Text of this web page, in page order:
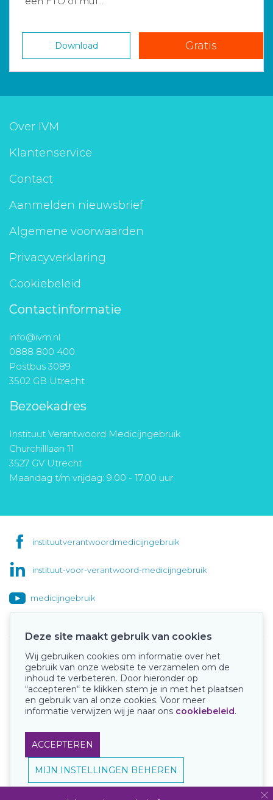
Download Gratis
Over IVM
Klantenservice
Contact
Aanmelden nieuwsbrief
Algemene voorwaarden
Privacyverklaring
Cookiebeleid
Contactinformatie
info@ivm.nl
0888 800 400
Postbus 3089
3502 GB Utrecht
Bezoekadres
Instituut Verantwoord Medicijngebruik
Churchilllaan 11
3527 GV Utrecht
Maandag t/m vrijdag: 9.00 - 17.00 uur
instituutverantwoordmedicijngebruik
instituut-voor-verantwoord-medicijngebruik
medicijngebruik
Onze keurmerken
Deze site maakt gebruik van cookies
Wij gebruiken cookies om informatie over het
gebruik van onze website te verzamelen om de
inhoud te verbeteren. Door hieronder op
“accepteren“ te klikken stem je in met het plaatsen
en gebruik van al onze cookies. Voor meer
informatie verwijzen wij je naar ons cookiebeleid.
ACCEPTEREN
MIJN INSTELLINGEN BEHEREN